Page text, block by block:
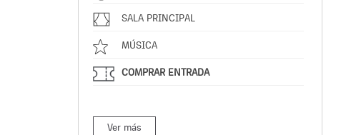
SALA PRINCIPAL
MÚSICA
COMPRAR ENTRADA
Ver más